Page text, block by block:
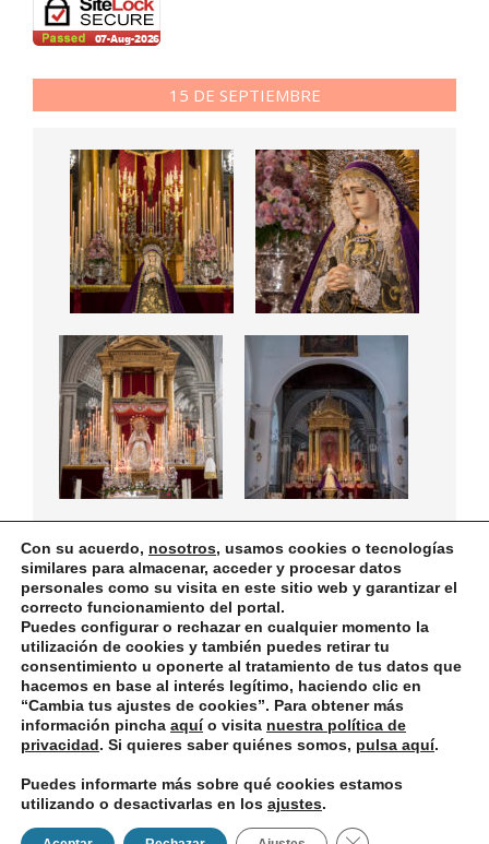
15 DE SEPTIEMBRE
Política de privacidad Designed using Unos. Powered byWordPress.
Con su acuerdo, nosotros, usamos cookies o tecnologías
similares para almacenar, acceder y procesar datos
personales como su visita en este sitio web y garantizar el
correcto funcionamiento del portal.
Puedes configurar o rechazar en cualquier momento la
utilización de cookies y también puedes retirar tu
consentimiento u oponerte al tratamiento de tus datos que
hacemos en base al interés legítimo, haciendo clic en
“Cambia tus ajustes de cookies”. Para obtener más
información pincha aquío visita nuestra política de
privacidad. Si quieres saber quiénes somos, pulsa aquí.
Puedes informarte más sobre qué cookies estamos
utilizando o desactivarlas en los ajustes.
Cerrar el banner